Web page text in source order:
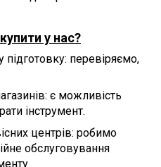
у нас?
перевіряємо,
є можливість
інструмент.
центрів: робимо
обслуговування